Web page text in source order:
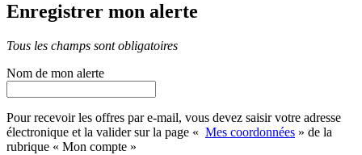
Enregistrer mon alerte
Tous les champs sont obligatoires
Nom de mon alerte
Pour recevoir les offres par e-mail, vous devez saisir votre adresse
électronique et la valider sur la page « Mes coordonnées » de la
rubrique « Mon compte »